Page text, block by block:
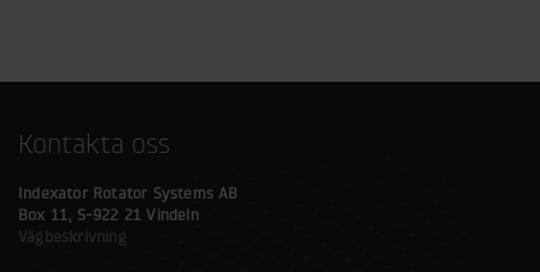
Kontakta oss
Indexator Rotator Systems AB
Box 11, S-922 21 Vindeln
Vägbeskrivning